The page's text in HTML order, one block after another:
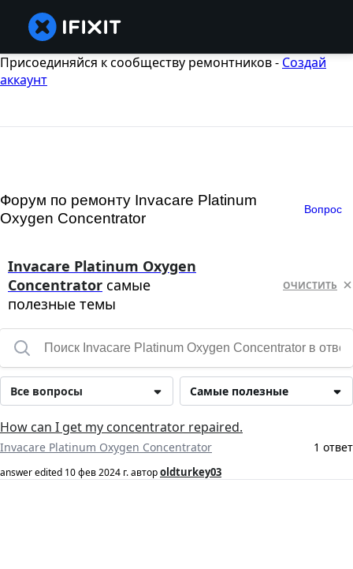
Присоединяйся к сообществу ремонтников - Создай
аккаунт
Форум по ремонту Invacare Platinum
Oxygen Concentrator
Вопрос
Invacare Platinum Oxygen
Concentrator самые
полезные темы
ОЧИСТИТЬ
Самые полезные
Все вопросы
How can I get my concentrator repaired.
Invacare Platinum Oxygen Concentrator 1 ответ
answer edited 10 фев 2024 г.авторoldturkey03